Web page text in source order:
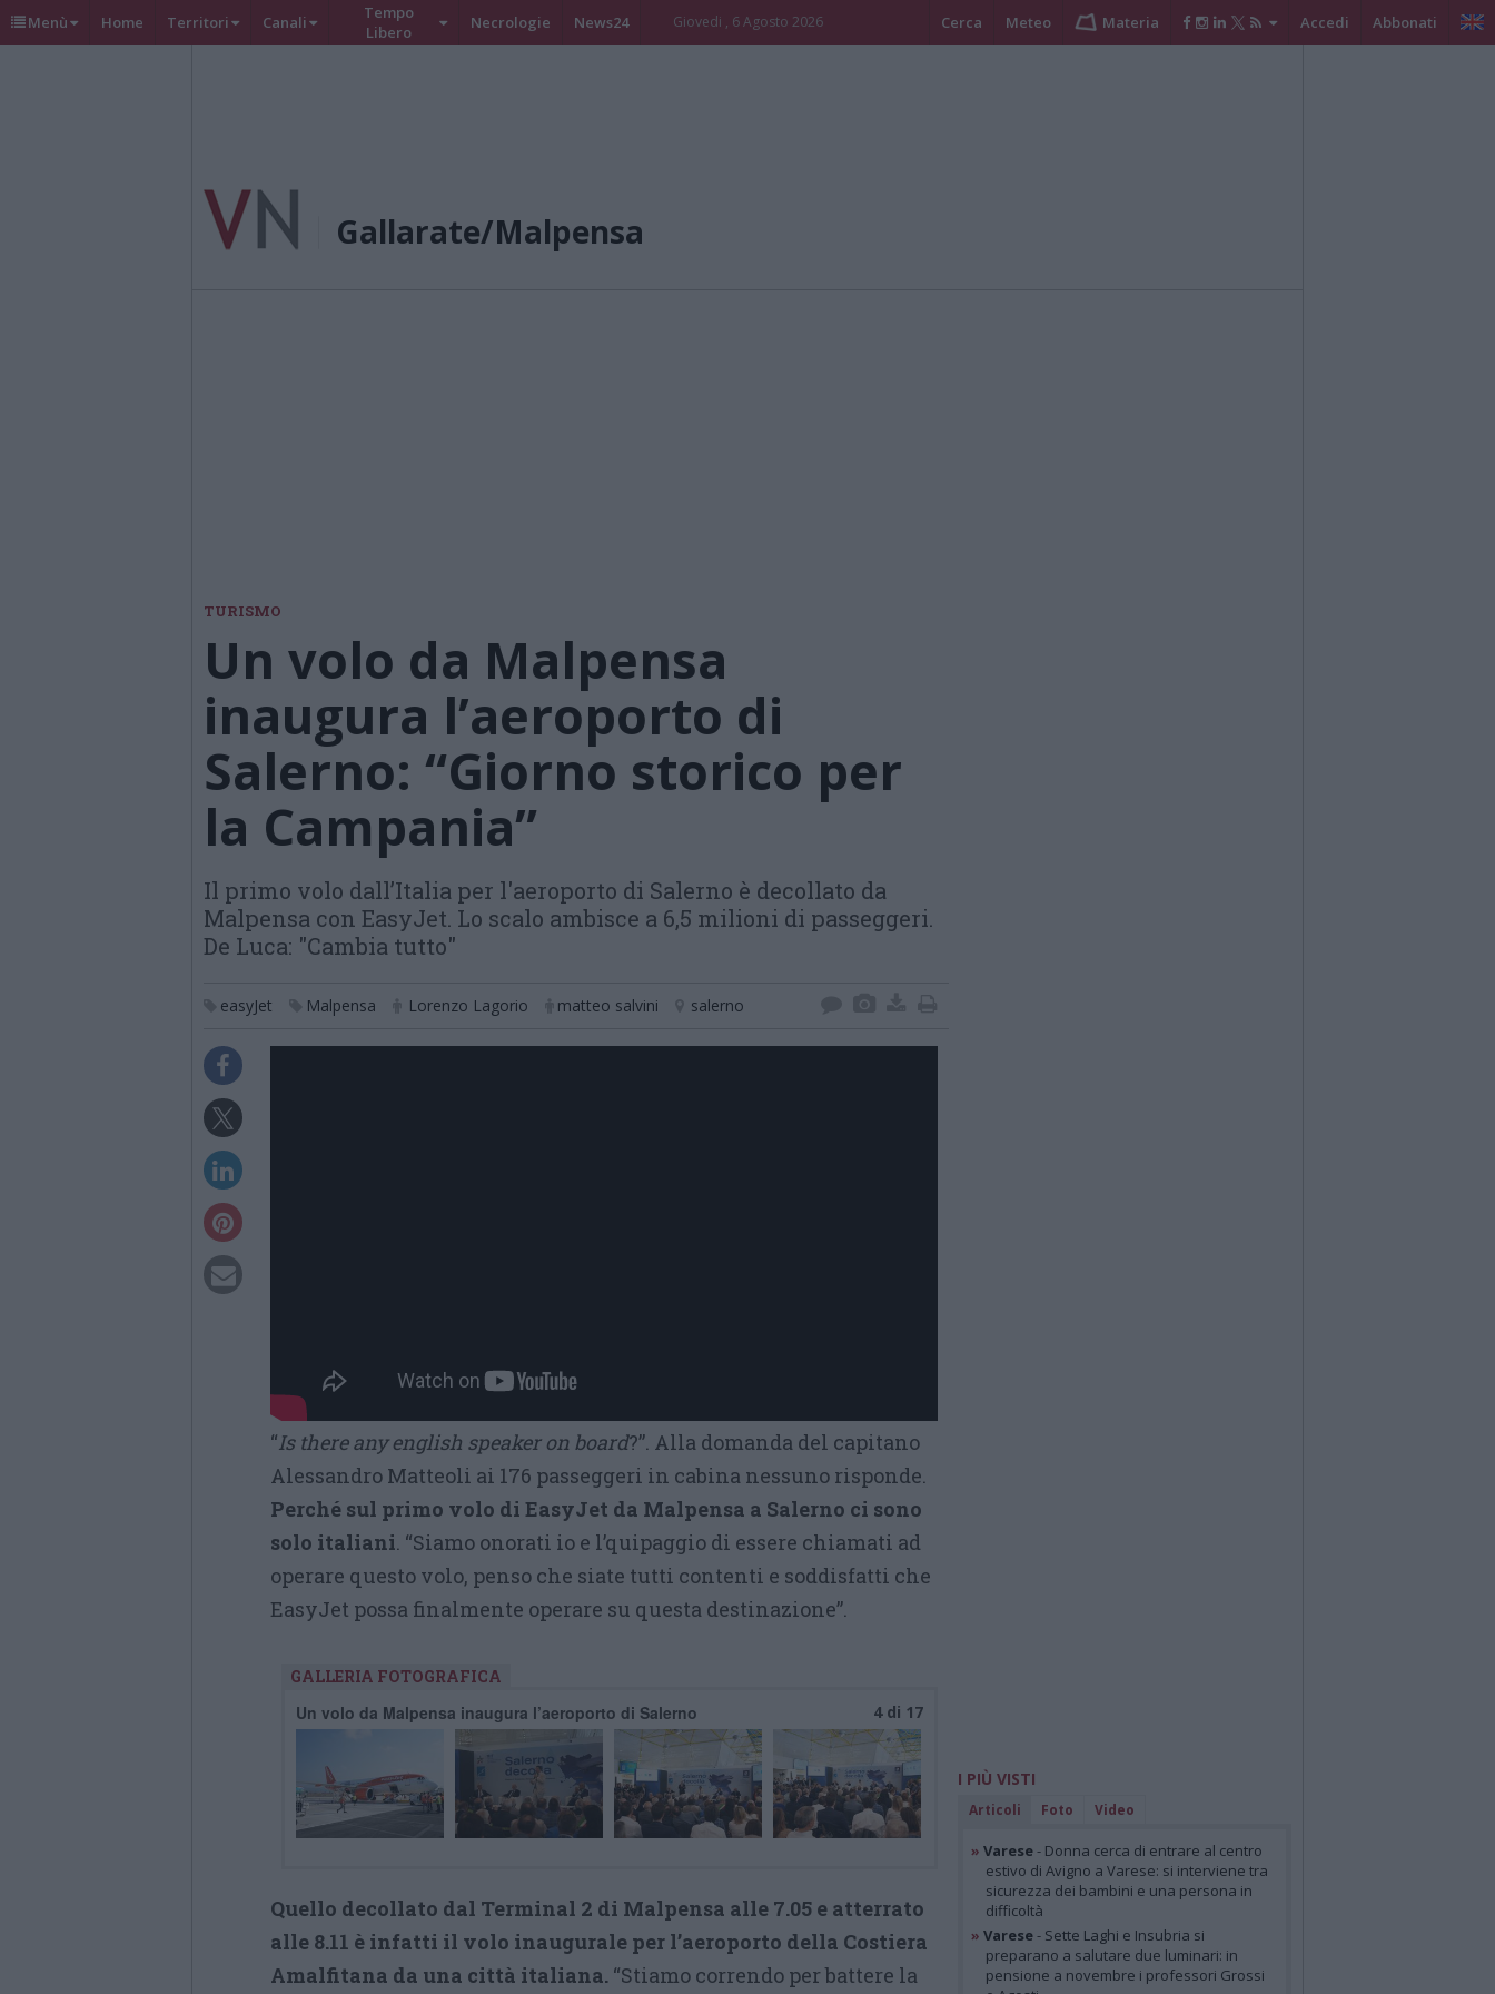
Menù Home Territori Canali
Tempo
Libero
Necrologie News24 Giovedi , 6 Agosto 2026 Cerca Meteo Materia Accedi Abbonati
Gallarate/Malpensa
TURISMO
Un volo da Malpensa
inaugura l’aeroporto di
Salerno: “Giorno storico per
la Campania”
Il primo volo dall’Italia per l'aeroporto di Salerno è decollato da
Malpensa con EasyJet. Lo scalo ambisce a 6,5 milioni di passeggeri.
De Luca: "Cambia tutto"
easyJet Malpensa Lorenzo Lagorio matteo salvini salerno
“Is there any english speaker on board?”. Alla domanda del capitano
Alessandro Matteoli ai 176 passeggeri in cabina nessuno risponde.
Perché sul primo volo di EasyJet da Malpensa a Salerno ci sono
solo italiani. “Siamo onorati io e l’quipaggio di essere chiamati ad
operare questo volo, penso che siate tutti contenti e soddisfatti che
EasyJet possa finalmente operare su questa destinazione”.
GALLERIA FOTOGRAFICA
Un volo da Malpensa inaugura l’aeroporto di Salerno 4 di 17
Quello decollato dal Terminal 2 di Malpensa alle 7.05 e atterrato
alle 8.11 è infatti il volo inaugurale per l’aeroporto della Costiera
Amalfitana da una città italiana. “Stiamo correndo per battere la
I PIÙ VISTI
Articoli Foto Video
» Varese- Donna cerca di entrare al centro
estivo di Avigno a Varese: si interviene tra
sicurezza dei bambini e una persona in
difficoltà
» Varese- Sette Laghi e Insubria si
preparano a salutare due luminari: in
pensione a novembre i professori Grossi